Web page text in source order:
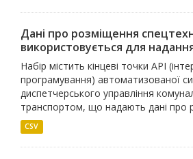
Дані про розміщення
використовується для
Набір містить кінцеві точки API
програмування) автоматизованої
диспетчерського управління
транспортом, що надають дані про
CSV